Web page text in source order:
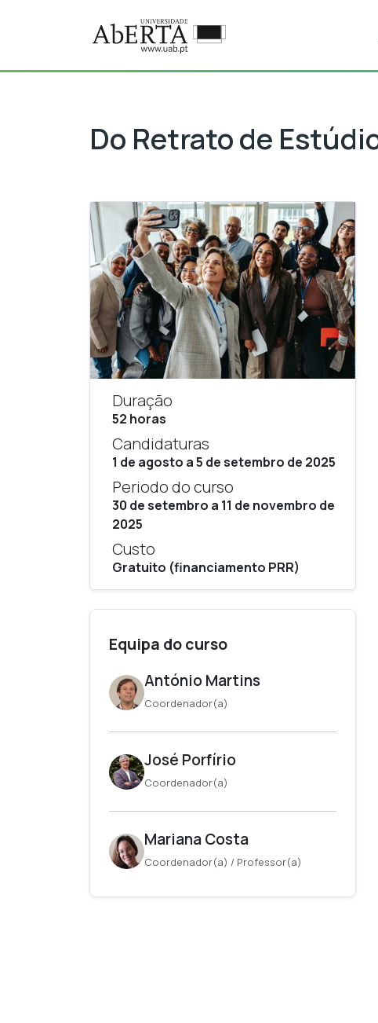
Ir para o conteúdo principal
Do Retrato de
Duração
52 horas
Candidaturas
1 de agosto a 5 de setembro de 2025
Periodo do curso
30 de setembro a 11 de novembro de
2025
Custo
Gratuito (financiamento PRR)
Equipa do curso
António Martins
Coordenador(a)
José Porfírio
Coordenador(a)
Mariana Costa
Coordenador(a) / Professor(a)